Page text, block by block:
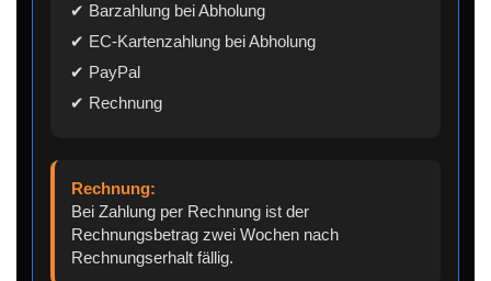
✔ Barzahlung bei Abholung
✔ EC-Kartenzahlung bei Abholung
✔ PayPal
✔ Rechnung
Rechnung:
Bei Zahlung per Rechnung ist der
Rechnungsbetrag zwei Wochen nach
Rechnungserhalt fällig.